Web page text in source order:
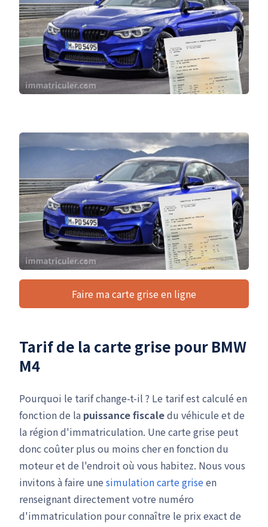
Faire ma carte grise en ligne
Tarif de la carte grise pour BMW
M4
Pourquoi le tarif change-t-il ? Le tarif est calculé en
fonction de la puissance fiscaledu véhicule et de
la région d'immatriculation. Une carte grise peut
donc coûter plus ou moins cher en fonction du
moteur et de l'endroit où vous habitez. Nous vous
invitons à faire une simulation carte griseen
renseignant directement votre numéro
d'immatriculation pour connaître le prix exact de